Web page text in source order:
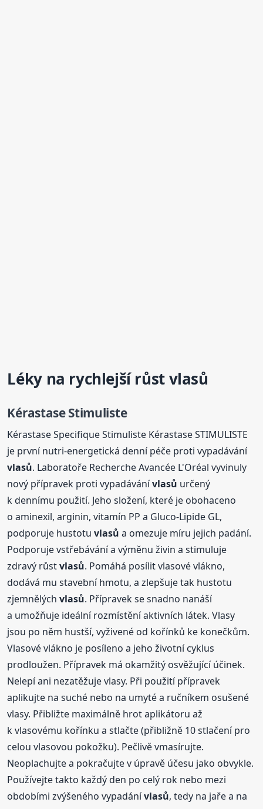
Léky na rychlejší růstvlasů
Kérastase Stimuliste
Kérastase Specifique Stimuliste Kérastase STIMULISTE
je první nutri-energetická denní péče proti vypadávání
vlasů. Laboratoře Recherche Avancée L'Oréal vyvinuly
nový přípravek proti vypadávánívlasů určený
k dennímu použití. Jeho složení, které je obohaceno
o aminexil, arginin, vitamín PP a Gluco-Lipide GL,
podporuje hustotuvlasů a omezuje míru jejich padání.
Podporuje vstřebávání a výměnu živin a stimuluje
zdravý růstvlasů. Pomáhá posílit vlasové vlákno,
dodává mu stavební hmotu, a zlepšuje tak hustotu
zjemnělýchvlasů. Přípravek se snadno nanáší
a umožňuje ideální rozmístění aktivních látek. Vlasy
jsou po něm hustší, vyživené od kořínků ke konečkům.
Vlasové vlákno je posíleno a jeho životní cyklus
prodloužen. Přípravek má okamžitý osvěžující účinek.
Nelepí ani nezatěžuje vlasy. Při použití přípravek
aplikujte na suché nebo na umyté a ručníkem osušené
vlasy. Přibližte maximálně hrot aplikátoru až
k vlasovému kořínku a stlačte (přibližně 10 stlačení pro
celou vlasovou pokožku). Pečlivě vmasírujte.
Neoplachujte a pokračujte v úpravě účesu jako obvykle.
Používejte takto každý den po celý rok nebo mezi
obdobími zvýšeného vypadánívlasů, tedy na jaře a na